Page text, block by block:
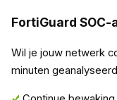
FortiGuard
Wil je jouw netwerk
minuten